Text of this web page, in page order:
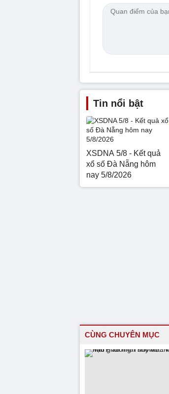
Tin nổi bật
XSDNA 5/8 - Kết quả
xổ số Đà Nẵng hôm
nay 5/8/2026
CÙNG CHUYÊN MỤC